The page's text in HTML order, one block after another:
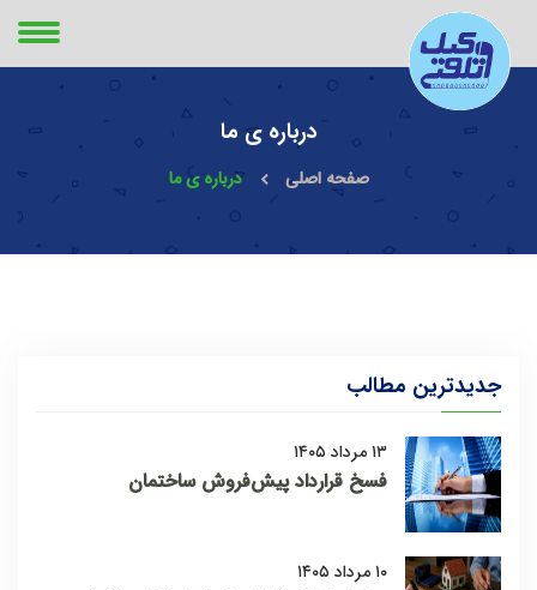
درباره ی ما
صفحه اصلی درباره ی ما
جدیدترین مطالب
۱۳ مرداد ۱۴۰۵
فسخ قرارداد پیش‌فروش ساختمان
۱۰ مرداد ۱۴۰۵